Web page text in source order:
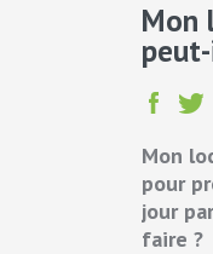
Mon
Mon
pour
jour
faire ?